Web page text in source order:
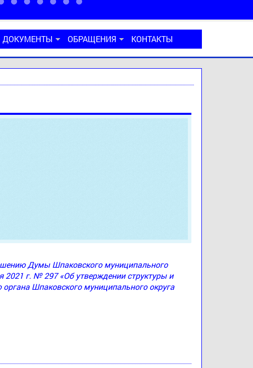
ДОКУМЕНТЫ ОБРАЩЕНИЯ КОНТАКТЫ
Думы Шпаковского муниципального
2021 г. № 297 «Об утверждении структуры и
Шпаковского муниципального округа